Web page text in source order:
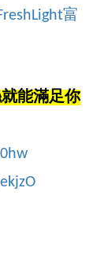
富
能滿足你